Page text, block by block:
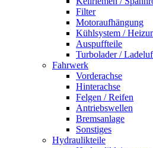
Filter
Motoraufhängung
Kühlsystem /
Auspuffteile
Turbolader /
Fahrwerk
Vorderachse
Hinterachse
Felgen / Reifen
Antriebswellen
Bremsanlage
Sonstiges
Hydraulikteile